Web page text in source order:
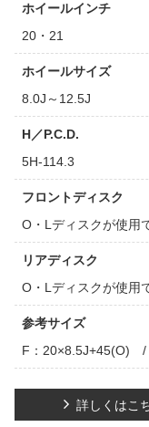
ホイールインチ
20・21
ホイールサイズ
8.0J～12.5J
H／P.C.D.
5H-114.3
フロントディスク
O・Lディスクが使用
リアディスク
O・Lディスクが使用
参考サイズ
F：20×8.5J+45(O)
詳しくはこ